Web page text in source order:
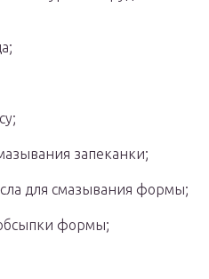
запеканки;
для смазывания формы;
формы;